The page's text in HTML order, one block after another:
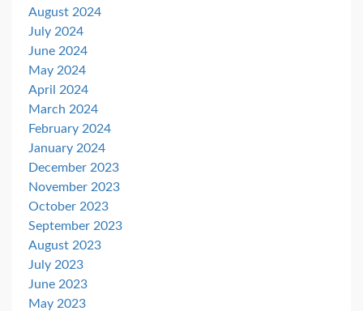
August 2024
July 2024
June 2024
May 2024
April 2024
March 2024
February 2024
January 2024
December 2023
November 2023
October 2023
September 2023
August 2023
July 2023
June 2023
May 2023